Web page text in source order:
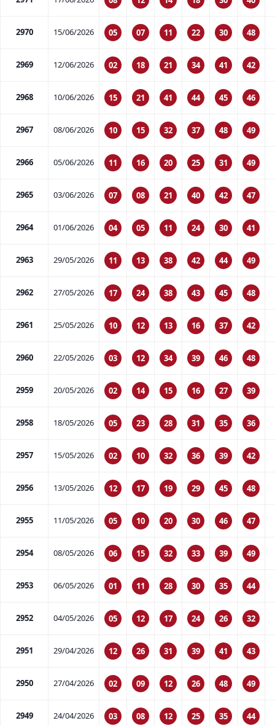
2970 15/06/2026 05 07 11 22 30 48
2969 12/06/2026 02 18 21 34 41 42
2968 10/06/2026 15 21 41 44 45 46
2967 08/06/2026 10 15 32 37 48 49
2966 05/06/2026 11 16 20 25 31 49
2965 03/06/2026 07 08 21 40 42 47
2964 01/06/2026 04 05 11 24 30 41
2963 29/05/2026 11 13 38 42 44 49
2962 27/05/2026 17 24 38 43 45 48
2961 25/05/2026 10 12 13 16 37 42
2960 22/05/2026 03 12 34 39 46 48
2959 20/05/2026 02 14 15 16 27 39
2958 18/05/2026 05 23 28 31 35 36
2957 15/05/2026 02 10 32 36 39 42
2956 13/05/2026 12 17 19 29 45 48
2955 11/05/2026 05 10 20 30 46 47
2954 08/05/2026 06 15 32 33 39 49
2953 06/05/2026 01 11 28 30 35 44
2952 04/05/2026 05 12 17 24 26 32
2951 29/04/2026 12 26 31 39 41 43
2950 27/04/2026 02 09 12 26 48 49
2949 24/04/2026 03 08 12 25 35 44